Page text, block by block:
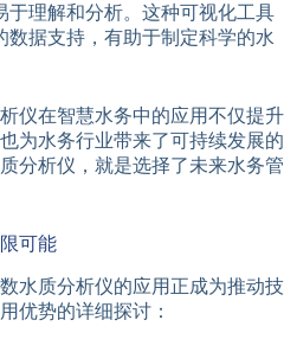
于理解和分析。这种可视化工具
数据支持，有助于制定科学的水
仪在智慧水务中的应用不仅提升
为水务行业带来了可持续发展的
分析仪，就是选择了未来水务管
可能
水质分析仪的应用正成为推动技
优势的详细探讨：